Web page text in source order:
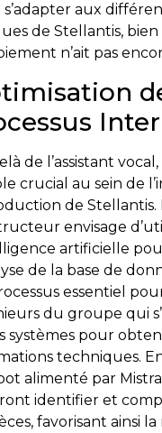
s’adapter aux
de Stellantis,
n’ait pas
de l’assistant
crucial au sein de
de Stellantis.
envisage
artificielle
de la base de
essentiel
du groupe qui
systèmes pour
techniques.
alimenté par
identifier et
favorisant ainsi